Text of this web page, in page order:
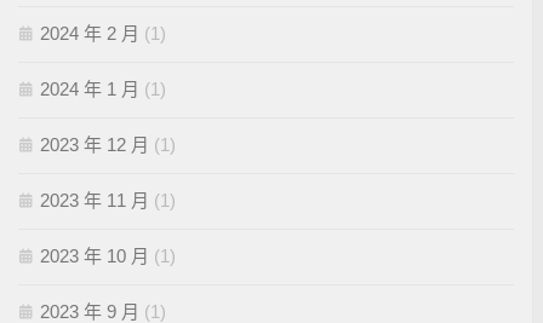
2024 年 2 月 (1)
2024 年 1 月 (1)
2023 年 12 月 (1)
2023 年 11 月 (1)
2023 年 10 月 (1)
2023 年 9 月 (1)